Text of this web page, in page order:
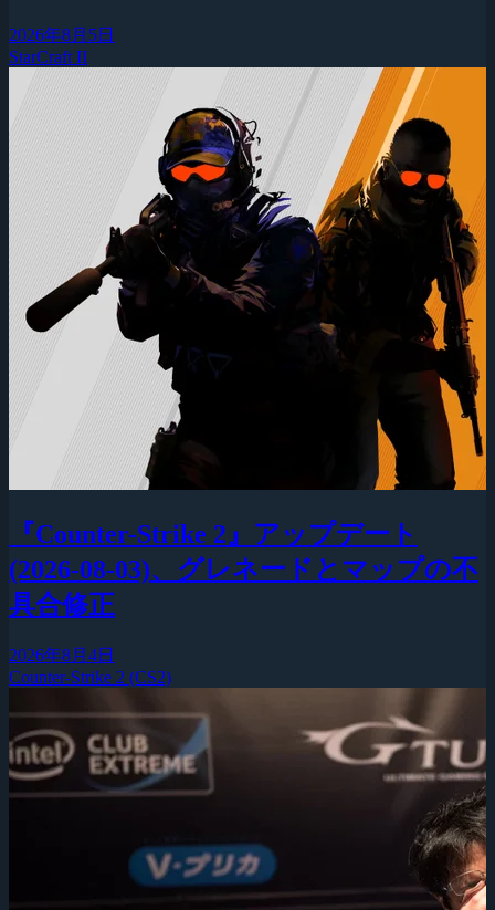
2026年8月5日
StarCraft II
『Counter-Strike 2』アップデート
(2026-08-03)、グレネードとマップの不
具合修正
2026年8月4日
Counter-Strike 2 (CS2)